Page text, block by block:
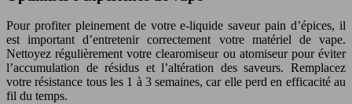
Pour profiter pleinement de votre e-liquide saveur pain d’épices, il
est important d’entretenir correctement votre matériel de vape.
Nettoyez régulièrement votre clearomiseur ou atomiseur pour éviter
l’accumulation de résidus et l’altération des saveurs. Remplacez
votre résistance tous les 1 à 3 semaines, car elle perd en efficacité au
fil du temps.